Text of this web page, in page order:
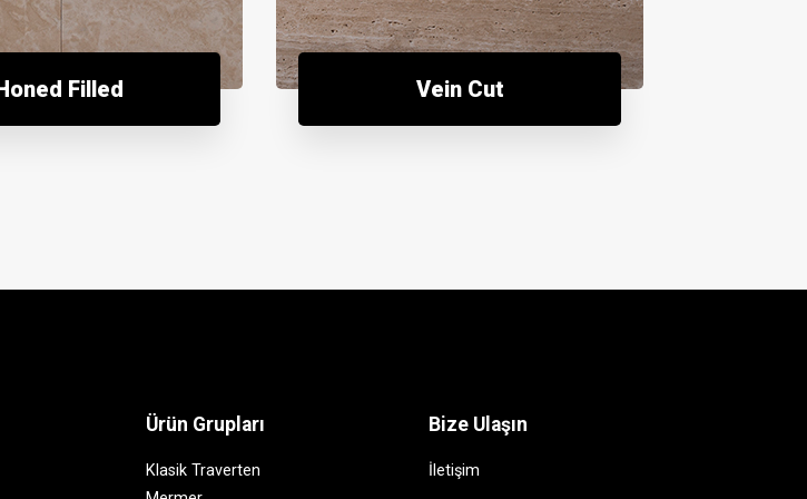
Filled Vein Cut
Ürün Grupları
Klasik Traverten
Bize Ulaşın
İletişim